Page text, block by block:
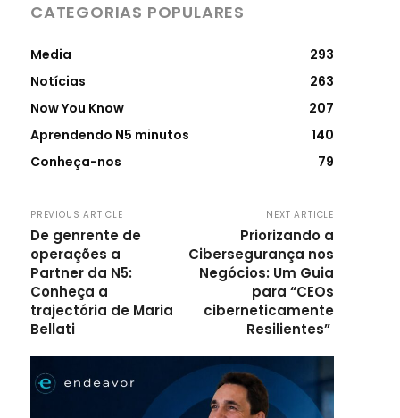
CATEGORIAS POPULARES
Media
293
Notícias
263
Now You Know
207
Aprendendo N5 minutos
140
Conheça-nos
79
PREVIOUS ARTICLE
De genrente de
operações a
Partner da N5:
Conheça a
trajectória de Maria
Bellati
NEXT ARTICLE
Priorizando a
Cibersegurança nos
Negócios: Um Guia
para “CEOs
ciberneticamente
Resilientes”